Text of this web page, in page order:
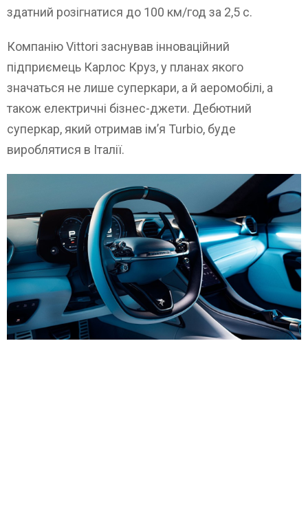
здатний розігнатися до 100 км/год за 2,5 с.
Компанію Vittori заснував інноваційний
підприємець Карлос Круз, у планах якого
значаться не лише суперкари, а й аеромобілі, а
також електричні бізнес-джети. Дебютний
суперкар, який отримав ім’я Turbio, буде
вироблятися в Італії.